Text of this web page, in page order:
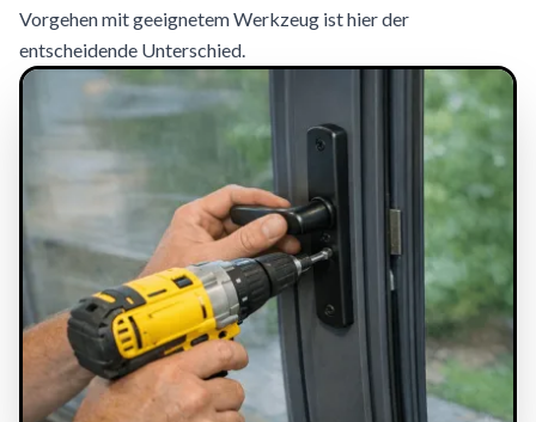
Vorgehen mit geeignetem Werkzeug ist hier der
entscheidende Unterschied.